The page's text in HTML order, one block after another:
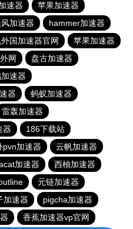
速器
苹果加速器
加速器
hammer加速器
国加速器官网
苹果加速器
网
盘古加速器
速器
器
蚂蚁加速器
雷轰加速器
器
186下载站
pvn加速器
云帆加速器
加速器
西柚加速器
元链加速器
加速器
pigcha加速器
香蕉加速器vp官网